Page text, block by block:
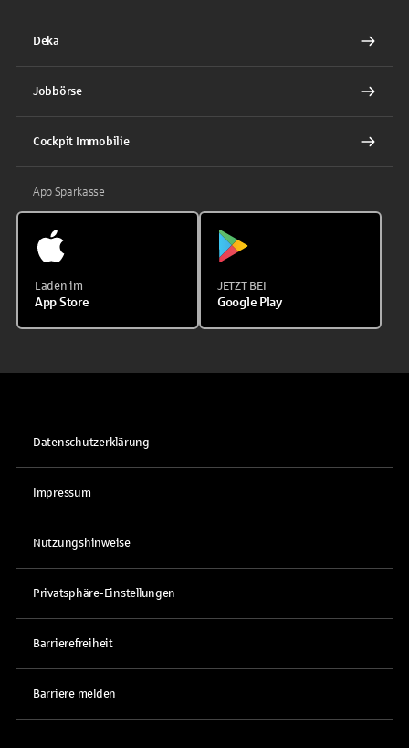
Deka
Jobbörse
Cockpit Immobilie
App Sparkasse
Laden im
App Store
JETZT BEI
Google Play
Datenschutzerklärung
Impressum
Nutzungshinweise
Privatsphäre-Einstellungen
Barrierefreiheit
Barriere melden